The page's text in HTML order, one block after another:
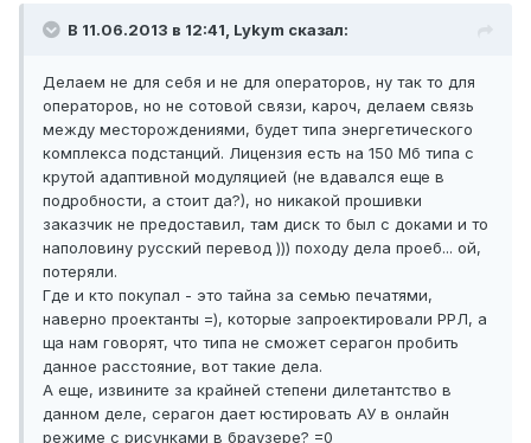
В 11.06.2013 в 12:41, Lykym сказал:
Делаем не для себя и не для операторов, ну так то для
операторов, но не сотовой связи, кароч, делаем связь
между месторождениями, будет типа энергетического
комплекса подстанций. Лицензия есть на 150 Мб типа с
крутой адаптивной модуляцией (не вдавался еще в
подробности, а стоит да?), но никакой прошивки
заказчик не предоставил, там диск то был с доками и то
наполовину русский перевод ))) походу дела проеб... ой,
потеряли.
Где и кто покупал - это тайна за семью печатями,
наверно проектанты =), которые запроектировали РРЛ, а
ща нам говорят, что типа не сможет серагон пробить
данное расстояние, вот такие дела.
А еще, извините за крайней степени дилетантство в
данном деле, серагон дает юстировать АУ в онлайн
режиме с рисунками в браузере? =0